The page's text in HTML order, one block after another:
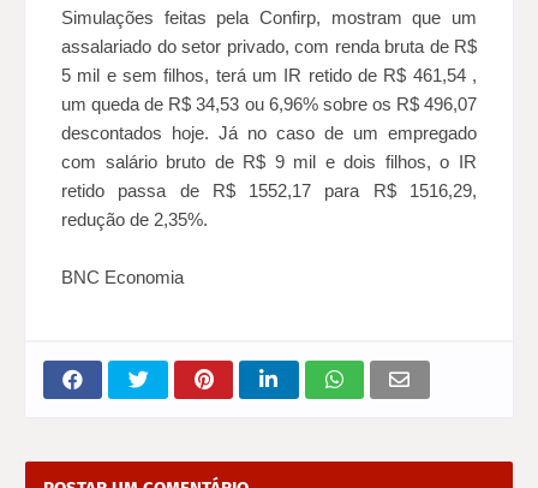
Simulações feitas pela Confirp, mostram que um
assalariado do setor privado, com renda bruta de R$
5 mil e sem filhos, terá um IR retido de R$ 461,54 ,
um queda de R$ 34,53 ou 6,96% sobre os R$ 496,07
descontados hoje. Já no caso de um empregado
com salário bruto de R$ 9 mil e dois filhos, o IR
retido passa de R$ 1552,17 para R$ 1516,29,
redução de 2,35%.
BNC Economia